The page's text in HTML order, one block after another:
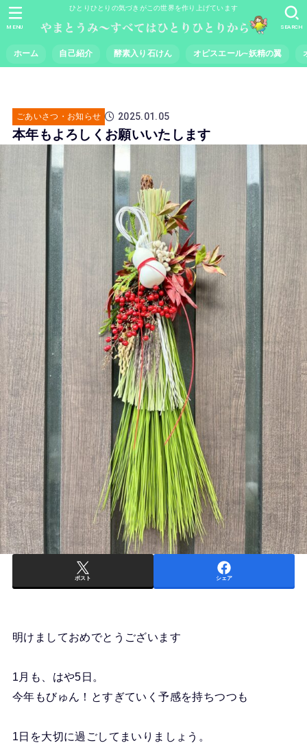
ひとりひとりの気づきがこの世界を作り上げています
ホーム 自己紹介 酵素入り石けん オピスエール~妖精の翼
SEARCH
MENU
ごあいさつ・お知らせ 2025.01.05
本年もよろしくお願いいたします
ポスト シェア
明けましておめでとうございます
1月も、はや5日。
今年もびゅん！とすぎていく予感を持ちつつも
1日を大切に過ごしてまいりましょう。